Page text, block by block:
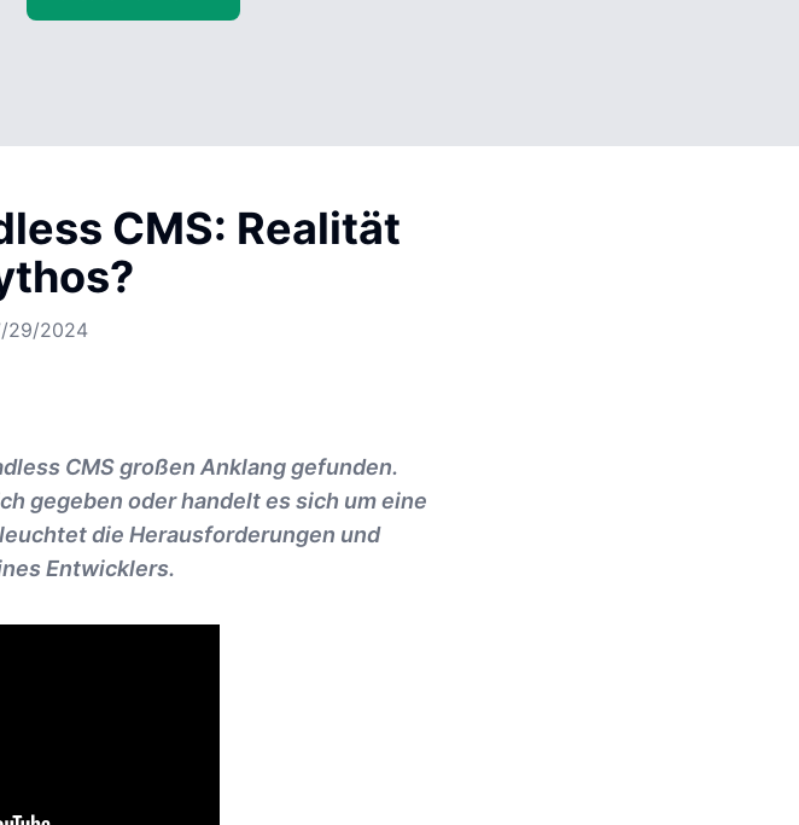
CMS: Realität
29/2024
CMS großen Anklang gefunden.
gegeben oder handelt es sich um eine
die Herausforderungen und
Entwicklers.